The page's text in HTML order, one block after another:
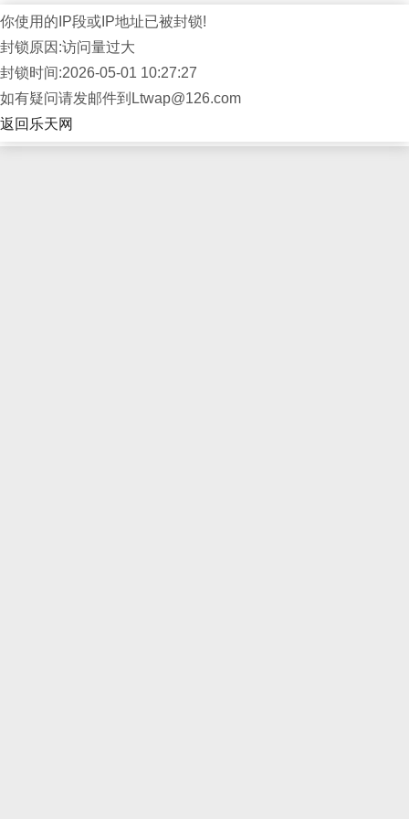
你使用的IP段或IP地址已被封锁!
封锁原因:访问量过大
封锁时间:2026-05-01 10:27:27
如有疑问请发邮件到Ltwap@126.com
返回乐天网